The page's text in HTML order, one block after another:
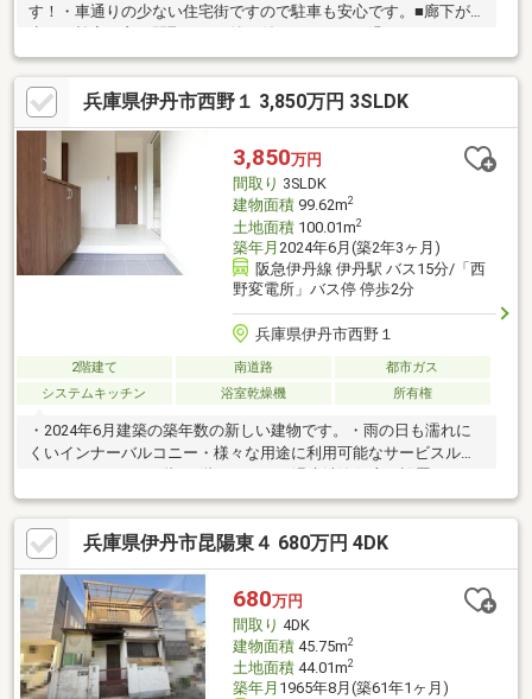
す！・車通りの少ない住宅街ですので駐車も安心です。■廊下が
玄関から居室が見えにくく、急な来客対応も安心。・南向きバル
コニーで日当たり良好！■2003年3月築！・洗浄便座や浴室乾燥等
設備充実！兵庫県伊丹市西野１ 3,850万円 3SLDK
3,850万円
間取り 3SLDK
建物面積99.62m2
土地面積100.01m2
築年月 2024年6月(築2年3ヶ月)
阪急伊丹線 伊丹駅 バス15分/「西
野変電所」バス停 停歩2分
兵庫県伊丹市西野１
2階建て 南道路
都市ガス
システムキッチン
浴室乾燥機 所有権
・2024年6月建築の築年数の新しい建物です。・雨の日も濡れに
くいインナーバルコニー・様々な用途に利用可能なサービスルー
います。・広々とした約17.8帖のLDKです。
兵庫県伊丹市昆陽東４ 680万円 4DK
680万円
間取り 4DK
建物面積45.75m2
土地面積44.01m2
築年月 1965年8月(築61年1ヶ月)